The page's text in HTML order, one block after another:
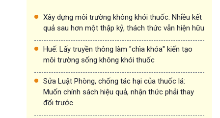
Xây dựng môi trường không khói thuốc: Nhiều kết
quả sau hơn một thập kỷ, thách thức vẫn hiện hữu
Huế: Lấy truyền thông làm "chìa khóa" kiến tạo
môi trường sống không khói thuốc
Sửa Luật Phòng, chống tác hại của thuốc lá:
Muốn chính sách hiệu quả, nhận thức phải thay
đổi trước